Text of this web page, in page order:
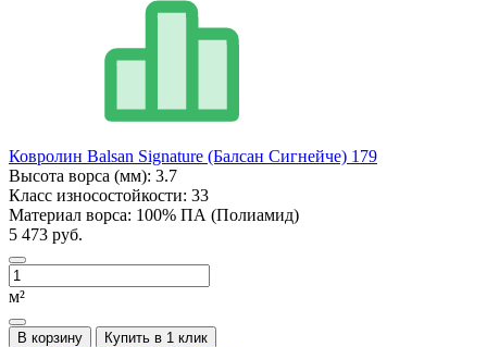
Ковролин Balsan Signature (Балсан Сигнейче) 179
Высота ворса (мм): 3.7
Класс износостойкости: 33
Материал ворса: 100% ПА (Полиамид)
5 473 руб.
м²
В корзину Купить в 1 клик